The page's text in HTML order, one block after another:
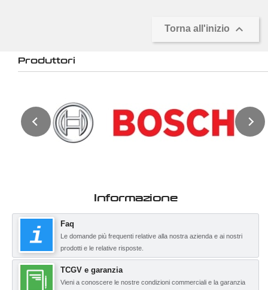
Torna all'inizio 
Produttori
Informazione
Faq
Le domande più frequenti relative alla nostra azienda e ai nostri
prodotti e le relative risposte.
TCGV e garanzia
Vieni a conoscere le nostre condizioni commerciali e la garanzia